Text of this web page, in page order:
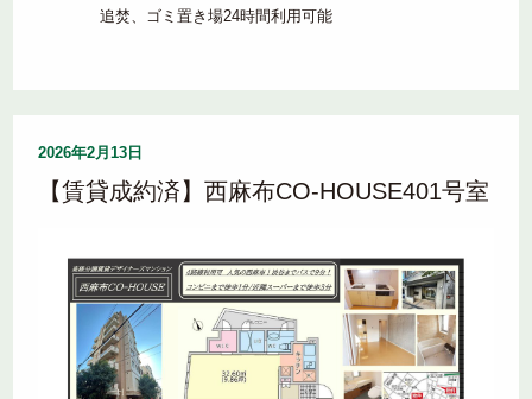
追焚、ゴミ置き場24時間利用可能
2026年2月13日
【賃貸成約済】西麻布CO-HOUSE401号室